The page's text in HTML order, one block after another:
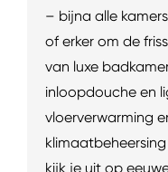
– bijna alle
of erker om de
van luxe
inloopdouche en
vloerverwarming
kijk je uit op